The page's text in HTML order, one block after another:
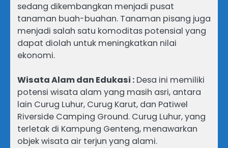
sedang dikembangkan menjadi pusat
tanaman buah-buahan. Tanaman pisang juga
menjadi salah satu komoditas potensial yang
dapat diolah untuk meningkatkan nilai
ekonomi.
Wisata Alam dan Edukasi : Desa ini memiliki
potensi wisata alam yang masih asri, antara
lain Curug Luhur, Curug Karut, dan Patiwel
Riverside Camping Ground. Curug Luhur, yang
terletak di Kampung Genteng, menawarkan
objek wisata air terjun yang alami.